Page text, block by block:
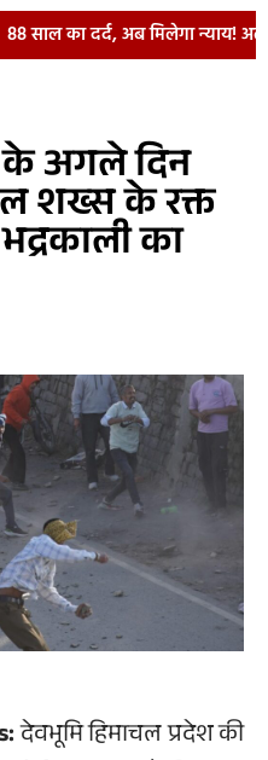
का दर्द, अब मिलेगा न्याय!
के अगले दिन
शख्स के रक्त
का
देवभूमि हिमाचल प्रदेश की